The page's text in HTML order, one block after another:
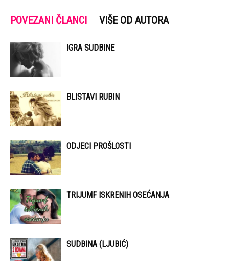
POVEZANI ČLANCI VIŠE OD AUTORA
IGRA SUDBINE
BLISTAVI RUBIN
ODJECI PROŠLOSTI
TRIJUMF ISKRENIH OSEĆANJA
SUDBINA (LJUBIĆ)